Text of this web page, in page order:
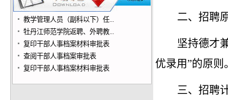
教学管理人员（副科以下）任...
牡丹江师范学院返聘、外聘教...
复印干部人事档案材料审批表
查阅干部人事档案审批表
复印干部人事档案材料审批表
二、招聘
坚持德才
优录用”的原则
三、招聘